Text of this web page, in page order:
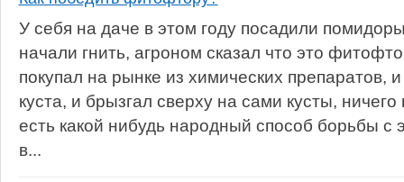
У себя на даче в этом году посадили
начали гнить, агроном сказал что это
покупал на рынке из химических препаратов,
куста, и брызгал сверху на сами кусты,
есть какой нибудь народный способ борьбы с
в...